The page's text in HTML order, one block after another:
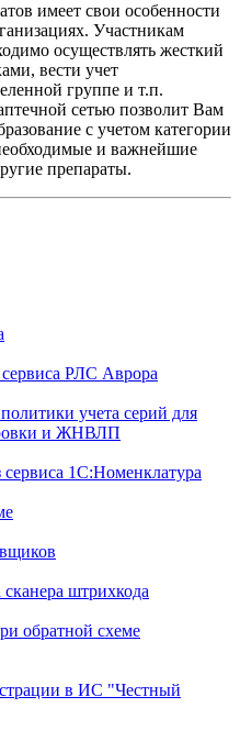
имеет свои особенности
Участникам
осуществлять жесткий
вести учет
группе и т.п.
сетью позволит Вам
с учетом категории
и важнейшие
препараты.
РЛС Аврора
учета серий для
и ЖНВЛП
сервиса 1С:Номенклатура
штрихкода
обратной схеме
в ИС "Честный